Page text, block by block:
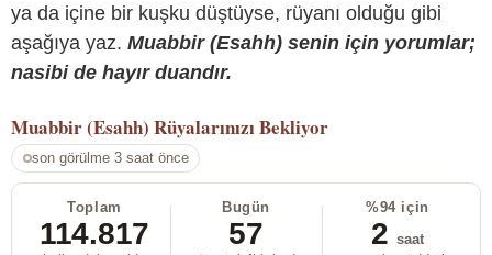
ya da içine bir kuşku düştüyse, rüyanı olduğu gibi
aşağıya yaz. Muabbir (Esahh) senin için yorumlar;
nasibi de hayır duandır.
Muabbir (Esahh) Rüyalarınızı Bekliyor
son görülme 3 saat önce
Toplam
114.817
Bugün
57
%94 için
2 saat